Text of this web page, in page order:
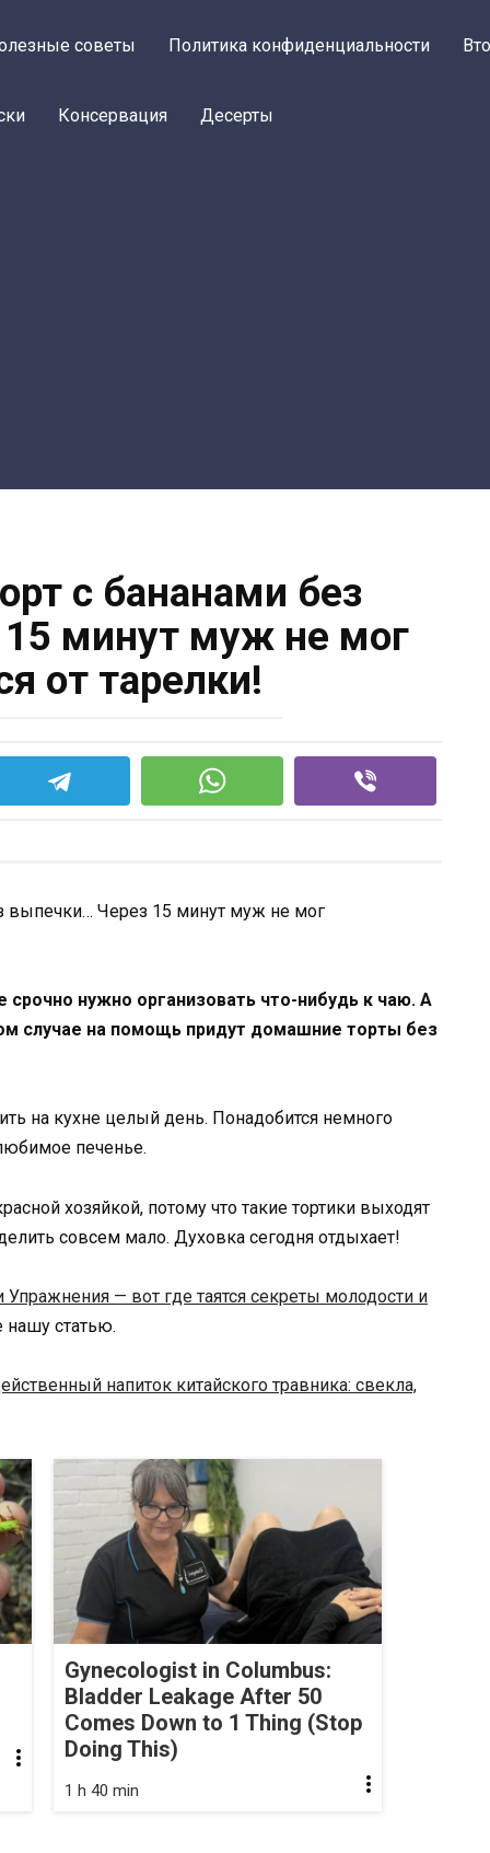
советы Политика конфиденциальности
Консервация Десерты
с бананами без
минут муж не мог
от тарелки!
срочно нужно организовать что-нибудь к чаю. А
случае на помощь придут домашние торты без
на кухне целый день. Понадобится немного
печенье.
хозяйкой, потому что такие тортики выходят
совсем мало. Духовка сегодня отдыхает!
Упражнения — вот где таятся секреты молодости и
нашу статью.
напиток китайского травника: свекла,
Gynecologist in Columbus:
Bladder Leakage After 50
Comes Down to 1 Thing (Stop
Doing This)
1 h 40 min